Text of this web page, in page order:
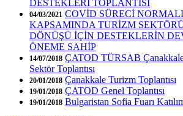
DESTEKLERİ TOPLANTISI
04/03/2021 COVİD SÜRECİ
KAPSAMINDA TURİZM
DÖNÜŞÜ İÇİN DESTEKLERİN
ÖNEME SAHİP
14/07/2018 ÇATOD TÜRSAB
Sektör Toplantısı
20/01/2018 Çanakkale Turizm Toplantısı
19/01/2018 ÇATOD Genel Toplantısı
19/01/2018 Bulgaristan Sofia Fuarı